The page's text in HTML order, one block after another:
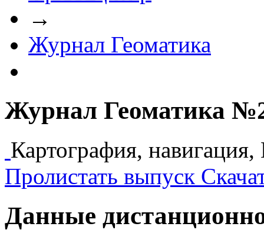
→
Журнал Геоматика
Журнал Геоматика
Картография,
Пролистать выпуск
Данные